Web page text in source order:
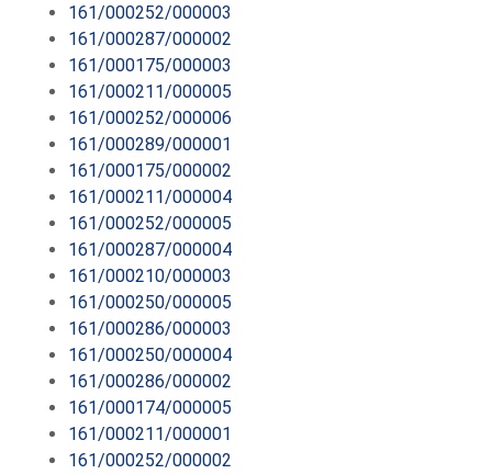
161/000252/000003
161/000287/000002
161/000175/000003
161/000211/000005
161/000252/000006
161/000289/000001
161/000175/000002
161/000211/000004
161/000252/000005
161/000287/000004
161/000210/000003
161/000250/000005
161/000286/000003
161/000250/000004
161/000286/000002
161/000174/000005
161/000211/000001
161/000252/000002